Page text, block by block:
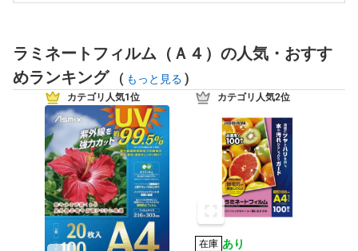
ラミネートフィルム（Ａ４）の人気・おすす
めランキング
( もっと見る )
カテゴリ人気1位 カテゴリ人気2位
在庫 あり